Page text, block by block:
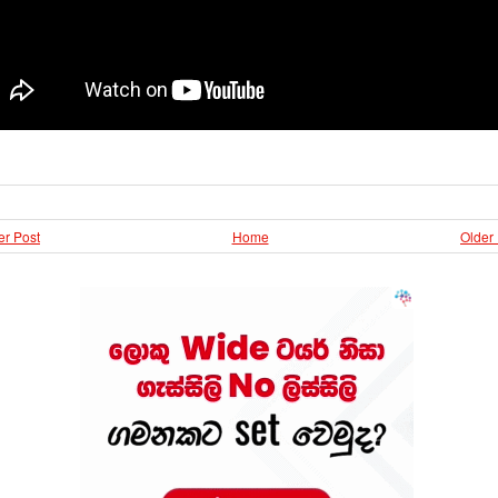
Post Older
Home